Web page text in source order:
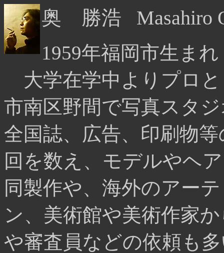
奥 勝浩 Masahiro
1959年福岡市生ま
大学在学中よりプロ
市南区野間で写真スタ
全国誌、広告、印刷物
回を数え、モデルやヘ
同製作や、海外のアー
ン、美術館や美術作家
や審査員などの依頼も